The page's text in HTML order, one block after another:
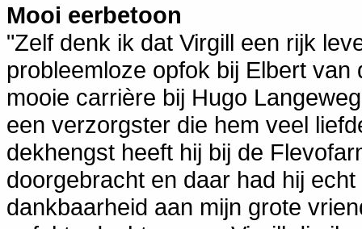
Mooi eerbetoon
"Zelf denk ik dat Virgill een rijk
probleemloze opfok bij Elbert
mooie carrière bij Hugo
een verzorgster die hem veel
dekhengst heeft hij bij de
doorgebracht en daar had hij
dankbaarheid aan mijn grote